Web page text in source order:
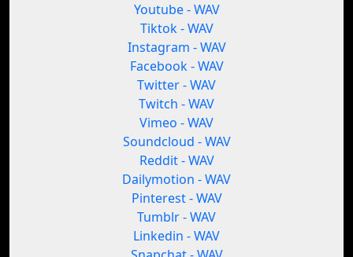
Youtube - WAV
Tiktok - WAV
Instagram - WAV
Facebook - WAV
Twitter - WAV
Twitch - WAV
Vimeo - WAV
Soundcloud - WAV
Reddit - WAV
Dailymotion - WAV
Pinterest - WAV
Tumblr - WAV
Linkedin - WAV